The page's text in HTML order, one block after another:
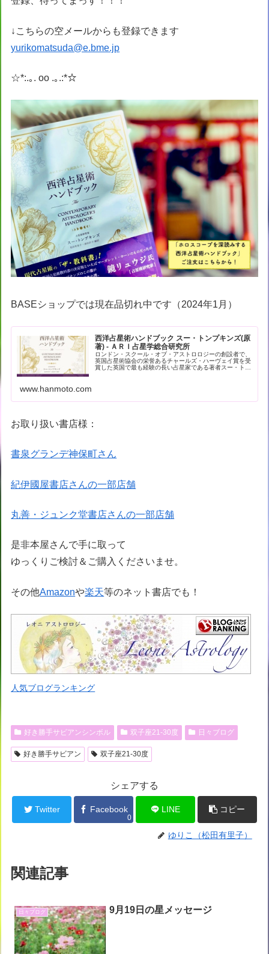
↓こちらの空メールからも登録できます
yurikomatsuda@e.bme.jp
☆*:.｡. oo .｡.:*☆
BASEショップでは現在品切れ中です（2024年1月）
西洋占星術ハンドブック スー・トンプキンズ(原
著) - ＡＲＩ占星学総合研究所
ロンドン・スクール・オブ・アストロロジーの創設者で、
英国占星術協会の栄誉あるチャールズ・ハーヴェイ賞を受
賞した英国で最も経験の長い占星家である著者スー・トン
www.hanmoto.com
お取り扱い書店様：
書泉グランデ神保町さん
紀伊國屋書店さんの一部店舗
丸善・ジュンク堂書店さんの一部店舗
是非本屋さんで手に取って
ゆっくりご検討＆ご購入くださいませ。
その他Amazonや楽天等のネット書店でも！
人気ブログランキング
好き勝手サビアンシンボル 双子座21-30度 日々ブログ
好き勝手サビアン 双子座21-30度
シェアする
Twitter Facebook
0
LINE コピー
ゆりこ（松田有里子）
関連記事
日々ブログ 9月19日の星メッセージ